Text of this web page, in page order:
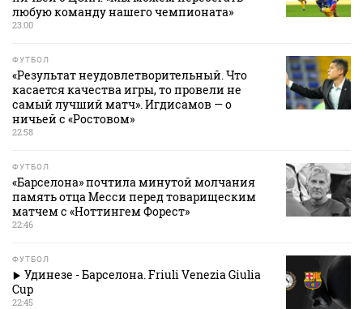
любую команду нашего чемпионата»
23:00
ФУТБОЛ
«Результат неудовлетворительный. Что
касается качества игры, то провели не
самый лучший матч». Игдисамов — о
ничьей с «Ростовом»
22:58
ФУТБОЛ
«Барселона» почтила минутой молчания
память отца Месси перед товарищеским
матчем с «Ноттингем Форест»
22:46
ФУТБОЛ
Удинезе - Барселона. Friuli Venezia Giulia
Cup
22:45